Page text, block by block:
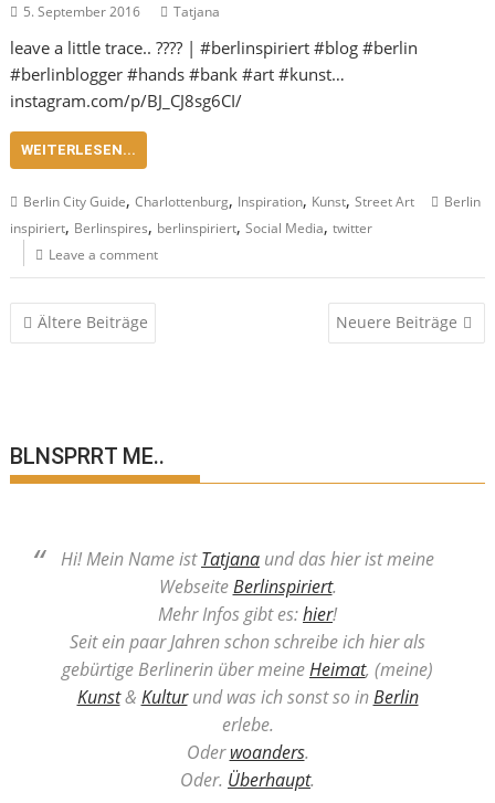
5. September 2016 Tatjana
leave a little trace.. ???? | #berlinspiriert #blog #berlin
#berlinblogger #hands #bank #art #kunst…
instagram.com/p/BJ_CJ8sg6CI/
WEITERLESEN...
Berlin City Guide,Charlottenburg, Inspiration, Kunst,Street Art
Berlin
inspiriert, Berlinspires, berlinspiriert,Social Media,twitter
Leave a comment
Beitragsnavigation
Ältere Beiträge Neuere Beiträge
BLNSPRRT ME..
Hi! Mein Name istTatjana und das hier ist meine
WebseiteBerlinspiriert.
Mehr Infos gibt es:hier!
Seit ein paar Jahren schon schreibe ich hier als
gebürtige Berlinerin über meineHeimat, (meine)
Kunst& Kulturund was ich sonst so inBerlin
erlebe.
Oderwoanders.
Oder. Überhaupt.